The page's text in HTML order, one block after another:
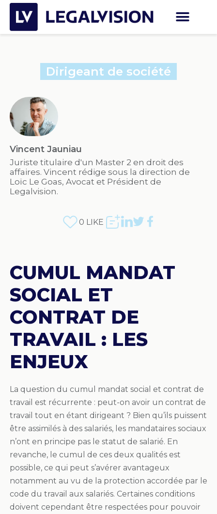
Dirigeant de société
Vincent Jauniau
Juriste titulaire d'un Master 2 en droit des
affaires. Vincent rédige sous la direction de
Loïc Le Goas, Avocat et Président de
Legalvision.
0 LIKE
CUMUL MANDAT
SOCIAL ET
CONTRAT DE
TRAVAIL : LES
ENJEUX
La question du cumul mandat social et contrat de
travail est récurrente : peut-on avoir un contrat de
travail tout en étant dirigeant ? Bien qu’ils puissent
être assimilés à des salariés, les mandataires sociaux
n’ont en principe pas le statut de salarié. En
revanche, le cumul de ces deux qualités est
possible, ce qui peut s’avérer avantageux
notamment au vu de la protection accordée par le
code du travail aux salariés. Certaines conditions
doivent cependant être respectées pour pouvoir